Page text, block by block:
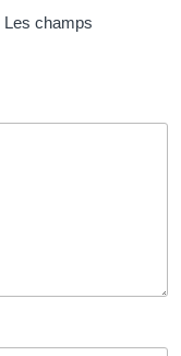
Les champs